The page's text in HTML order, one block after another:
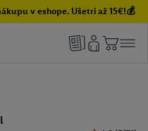
v eshope. Ušetri až 15€!💰